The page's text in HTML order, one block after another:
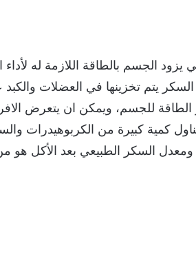
الجسم بالطاقة اللازمة له
السكر يتم تخزينها في العضلات
للجسم، ويمكن ان يتعرض
كمية كبيرة من الكربوهيدرات